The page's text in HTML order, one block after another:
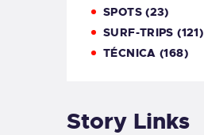
SPOTS(23)
SURF-TRIPS (121)
TÉCNICA (168)
Story Links